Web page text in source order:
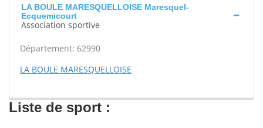
LA BOULE MARESQUELLOISE Maresquel-
Ecquemicourt
Association sportive
Département: 62990
LA BOULE MARESQUELLOISE
Liste de sport :